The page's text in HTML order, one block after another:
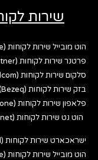
שירות
הוט מובייל שירות לקוחות (Hot Mobile)
פרטנר שירות לקוחות (Partner)
סלקום שירות לקוחות (Cellcom)
בזק שירות לקוחות (Bezeq)
פלאפון שירות לקוחות (Pelephone)
הוט נט שירות לקוחות (Hot net)
ישראכארט שירות לקוחות (Isracard)
הוט מובייל שירות לקוחות (Hot mobile)